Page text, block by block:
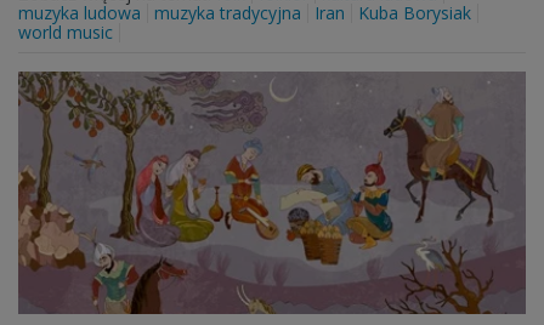
muzyka ludowa
muzyka tradycyjna Iran
Kuba Borysiak
world music